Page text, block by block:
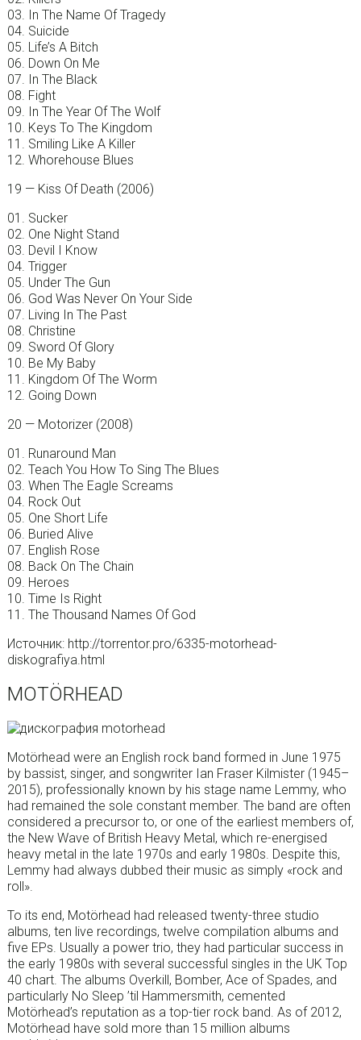
03. In The Name Of Tragedy
04. Suicide
05. Life’s A Bitch
06. Down On Me
07. In The Black
08. Fight
09. In The Year Of The Wolf
10. Keys To The Kingdom
11. Smiling Like A Killer
12. Whorehouse Blues
19 — Kiss Of Death (2006)
01. Sucker
02. One Night Stand
03. Devil I Know
04. Trigger
05. Under The Gun
06. God Was Never On Your Side
07. Living In The Past
08. Christine
09. Sword Of Glory
10. Be My Baby
11. Kingdom Of The Worm
12. Going Down
20 — Motorizer (2008)
01. Runaround Man
02. Teach You How To Sing The Blues
03. When The Eagle Screams
04. Rock Out
05. One Short Life
06. Buried Alive
07. English Rose
08. Back On The Chain
09. Heroes
10. Time Is Right
11. The Thousand Names Of God
Источник: http://torrentor.pro/6335-motorhead-
diskografiya.html
MOTÖRHEAD
Motörhead were an English rock band formed in June 1975
by bassist, singer, and songwriter Ian Fraser Kilmister (1945–
2015), professionally known by his stage name Lemmy, who
had remained the sole constant member. The band are often
considered a precursor to, or one of the earliest members of,
the New Wave of British Heavy Metal, which re-energised
heavy metal in the late 1970s and early 1980s. Despite this,
Lemmy had always dubbed their music as simply «rock and
roll».
To its end, Motörhead had released twenty-three studio
albums, ten live recordings, twelve compilation albums and
five EPs. Usually a power trio, they had particular success in
the early 1980s with several successful singles in the UK Top
40 chart. The albums Overkill, Bomber, Ace of Spades, and
particularly No Sleep ’til Hammersmith, cemented
Motörhead’s reputation as a top-tier rock band. As of 2012,
Motörhead have sold more than 15 million albums